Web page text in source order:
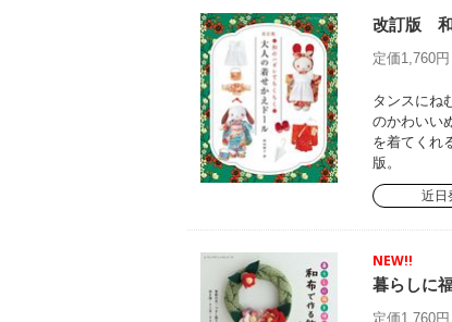
改訂版 和
定価1,760
タンスにね
のかわいい
を着てくれ
版。
近日
NEW!!
暮らしに
定価1,760